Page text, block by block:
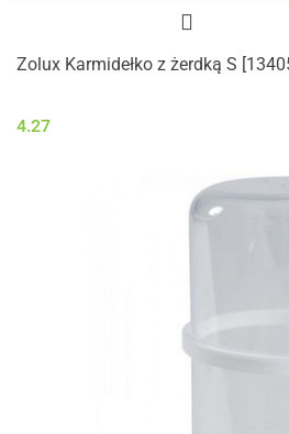
Zolux Karmidełko z żerdką S
4.27